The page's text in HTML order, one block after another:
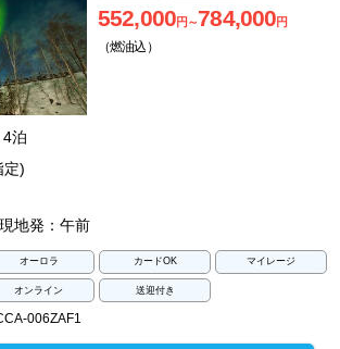
552,000円～784,000円
（燃油込）
泊
定)
地発：午前
オーロラ カードOK マイレージ
オンライン 送迎付き
006ZAF1